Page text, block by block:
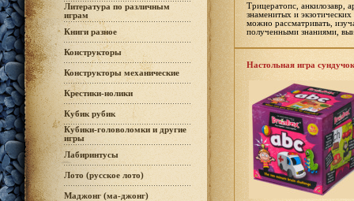
Литература по различным
играм
Книги разное
Конструкторы
Конструкторы механические
Крестики-нолики
Кубик рубик
Кубики-головоломки и другие
игры
Лабиринтусы
Лото (русское лото)
Маджонг (ма-джонг)
Трицератопс, анкилозавр,
знаменитых и
можно рассматривать,
полученными знаниями,
Настольная игра